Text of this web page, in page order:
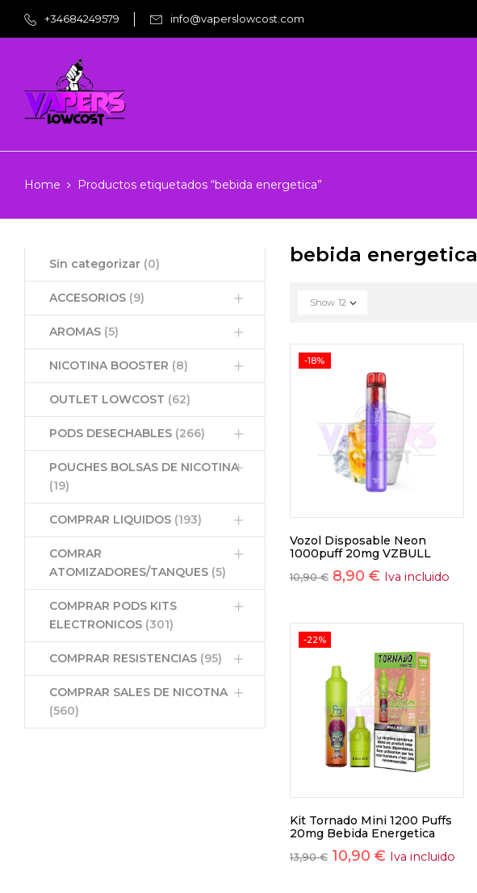
+34684249579 info@vaperslowcost.com
Home Productos etiquetados “bebida energetica”
Sin categorizar (0)
ACCESORIOS (9)
AROMAS (5)
NICOTINA BOOSTER (8)
OUTLET LOWCOST (62)
PODS DESECHABLES (266)
POUCHES BOLSAS DE NICOTINA
(19)
COMPRAR LIQUIDOS (193)
COMRAR
ATOMIZADORES/TANQUES (5)
COMPRAR PODS KITS
ELECTRONICOS (301)
COMPRAR RESISTENCIAS (95)
COMPRAR SALES DE NICOTNA
(560)
bebida energetica
Show 12
-18%
Vozol Disposable Neon
1000puff 20mg VZBULL
10,90€ 8,90 € Iva incluido
-22%
Kit Tornado Mini 1200 Puffs
20mg Bebida Energetica
13,90€ 10,90 € Iva incluido